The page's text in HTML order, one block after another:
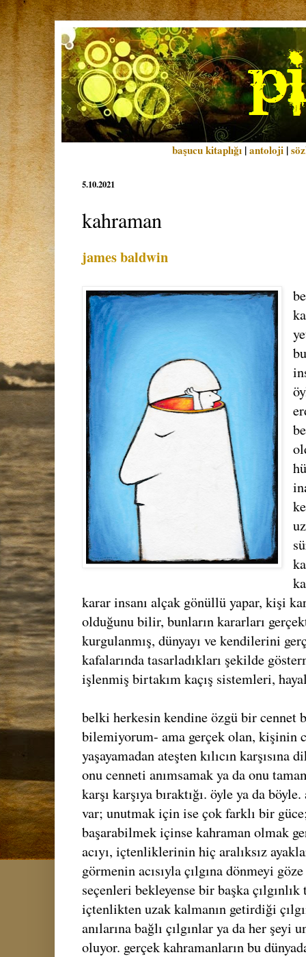
başucu kitaplığı |antoloji |
5.10.2021
kahraman
james baldwin
karar insanı alçak gönüllü yapar, kişi
olduğunu bilir, bunların kararları
kurgulanmış, dünyayı ve kendilerini
kafalarında tasarladıkları şekilde
işlenmiş birtakım kaçış sistemleri,
belki herkesin kendine özgü bir cennet
bilemiyorum- ama gerçek olan, kişinin
yaşayamadan ateşten kılıcın karşısına
onu cenneti anımsamak ya da onu
karşı karşıya bıraktığı. öyle ya da
var; unutmak için ise çok farklı bir
başarabilmek içinse kahraman olmak
acıyı, içtenliklerinin hiç aralıksız
görmenin acısıyla çılgına dönmeyi
seçenleri bekleyense bir başka çılgınlık
içtenlikten uzak kalmanın getirdiği
anılarına bağlı çılgınlar ya da her şeyi
oluyor. gerçek kahramanların bu